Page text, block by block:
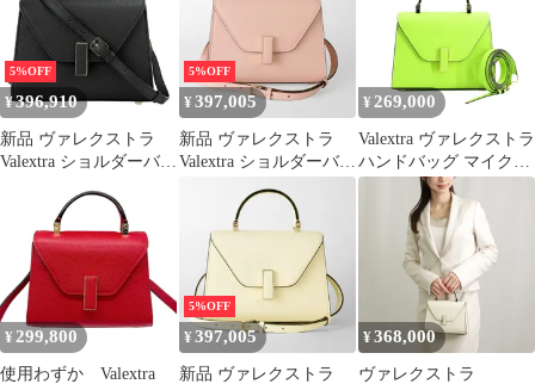
5%OFF
¥396,910
新品 ヴァレクストラ
Valextra ショルダーバッ
5%OFF
¥397,005
新品 ヴァレクストラ
Valextra ショルダーバッ
¥ 269,000
Valextra ヴァレクストラ
ハンドバッグ マイクロ
イジィデ
WBES0022028LOC99V
¥ 299,800
使用わずか Valextra
5%OFF
¥397,005
新品 ヴァレクストラ
¥368,000
ヴァレクストラ